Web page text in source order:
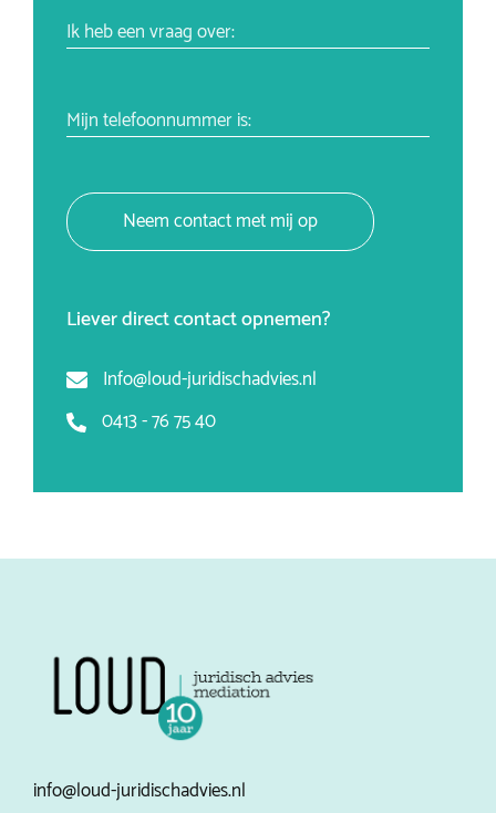
Ik heb een vraag over:
Mijn telefoonnummer is:
Neem contact met mij op
Liever direct contact opnemen?
Info@loud-juridischadvies.nl
0413 - 76 75 40
info@loud-juridischadvies.nl